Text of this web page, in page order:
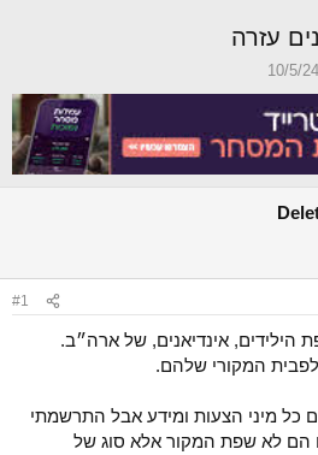
עזרה
פ
10/5/24
#1
הילידים, אינדיאנים, של ארה״ב.
המקורי שלהם.
כל מיני הצעות ומידע אבל התרשמתי
לא שפת המקור אלא סוג של